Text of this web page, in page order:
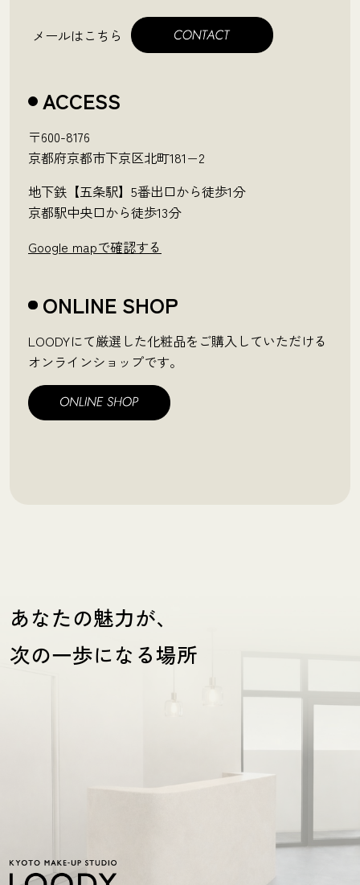
メールはこちら
ACCESS
〒600-8176
京都府京都市下京区北町181−2
地下鉄【五条駅】5番出口から徒歩1分
京都駅中央口から徒歩13分
Google mapで確認する
ONLINE SHOP
LOODYにて厳選した化粧品をご購入していただける
オンラインショップです。
あなたの魅力が、
次の一歩になる場所